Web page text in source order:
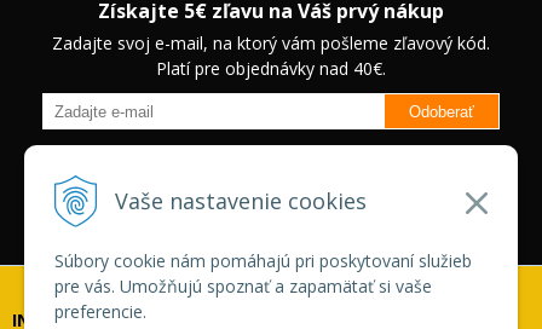
Vaše nastavenie cookies
Súbory cookie nám pomáhajú pri poskytovaní služieb
pre vás. Umožňujú spoznať a zapamätať si vaše
preferencie.
Získajte 5€ zľavu na Váš prvý nákup
Zadajte svoj e-mail, na ktorý vám pošleme zľavový kód.
Platí pre objednávky nad 40€.
Odoberať
zľavách na vybrané produkty.
Neplatí pre Veľkoobchodných
zákazníkov.
INFOLINKA